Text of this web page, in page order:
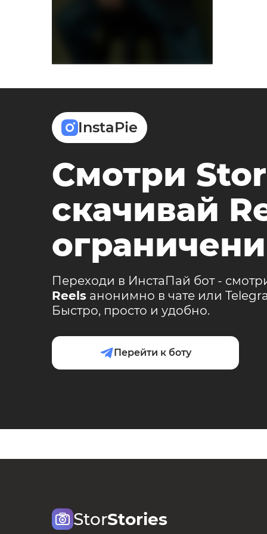
InstaPie
Смотри
скачивай
Переходи в ИнстаПай бот -
Reels анонимно в чате или
Быстро, просто и удобно.
Перейти к боту
StorStories